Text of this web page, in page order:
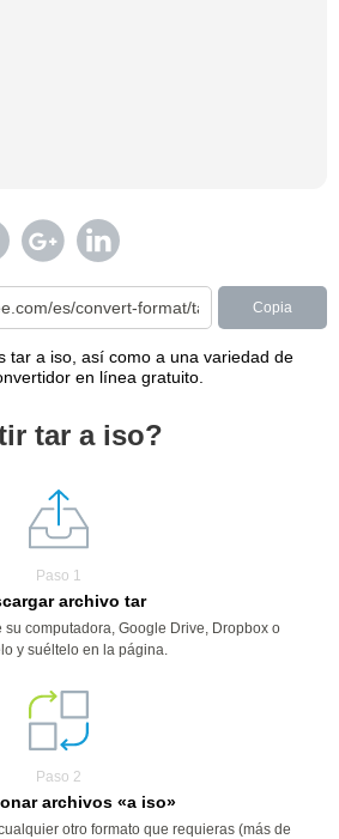
Copia
tar a iso, así como a una variedad de
en línea gratuito.
tar a iso?
Paso 1
archivo tar
computadora, Google Drive, Dropbox o
y suéltelo en la página.
Paso 2
archivos «a iso»
otro formato que requieras (más de